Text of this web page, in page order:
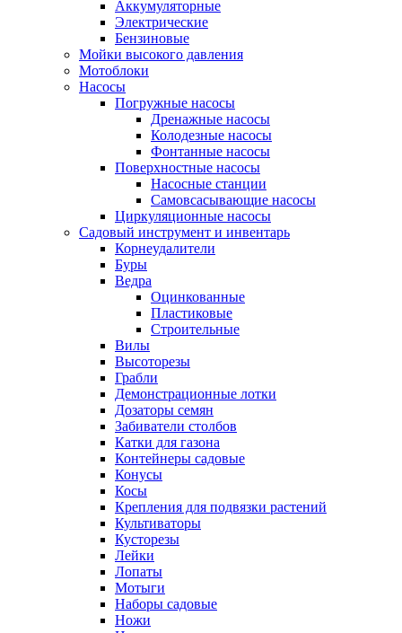
Аккумуляторные
Электрические
Бензиновые
Мойки высокого давления
Мотоблоки
Насосы
Погружные насосы
Дренажные насосы
Колодезные насосы
Фонтанные насосы
Поверхностные насосы
Насосные станции
Самовсасывающие насосы
Циркуляционные насосы
Садовый инструмент и инвентарь
Корнеудалители
Буры
Ведра
Оцинкованные
Пластиковые
Строительные
Вилы
Высоторезы
Грабли
Демонстрационные лотки
Дозаторы семян
Забиватели столбов
Катки для газона
Контейнеры садовые
Конусы
Косы
Крепления для подвязки растений
Культиваторы
Кусторезы
Лейки
Лопаты
Мотыги
Наборы садовые
Ножи